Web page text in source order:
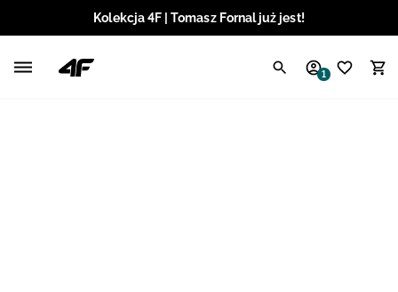
Kolekcja 4F | Tomasz Fornal już jest!
1